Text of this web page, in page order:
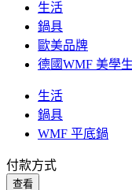
生活
鍋具
歐美品牌
德國WMF 美學
生活
鍋具
WMF 平底鍋
付款方式
查看